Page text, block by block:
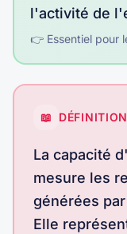
l'activité de
👉 Essentiel pour
📖
La capacité
mesure les
générées
Elle